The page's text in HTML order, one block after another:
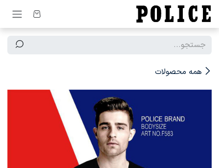
صرف نظر و مشاهده محتوا
همه محصولات